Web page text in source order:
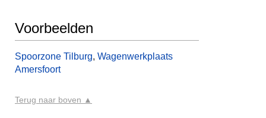
Voorbeelden
Spoorzone Tilburg, Wagenwerkplaats
Amersfoort
Terug naar boven ▲